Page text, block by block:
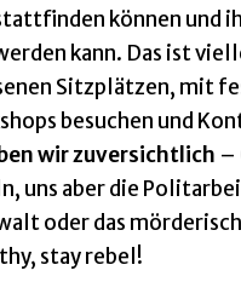
können und
kann. Das ist
Sitzplätzen, mit
besuchen und
wir zuversichtlich –
uns aber die
oder das
stay rebel!